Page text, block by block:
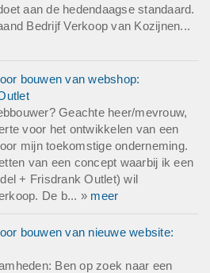
aan de hedendaagse standaard.
Bedrijf Verkoop van Kozijnen...
bouwen van webshop:
Geachte heer/mevrouw,
voor het ontwikkelen van een
mijn toekomstige onderneming.
van een concept waarbij ik een
+ Frisdrank Outlet) wil
De b... » meer
bouwen van nieuwe website:
Ben op zoek naar een